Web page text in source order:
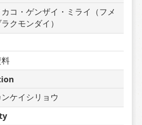
コ・ゲンザイ・ミライ（フメ
クモンダイ）
ケイシリョウ